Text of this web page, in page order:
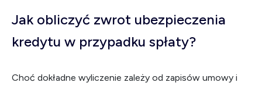
Jak obliczyć zwrot ubezpieczenia
kredytu w przypadku spłaty?
Choć dokładne wyliczenie zależy od zapisów umowy i